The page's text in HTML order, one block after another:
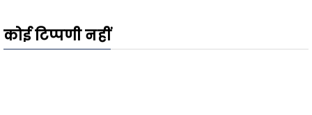
कोई टिप्पणी नहीं